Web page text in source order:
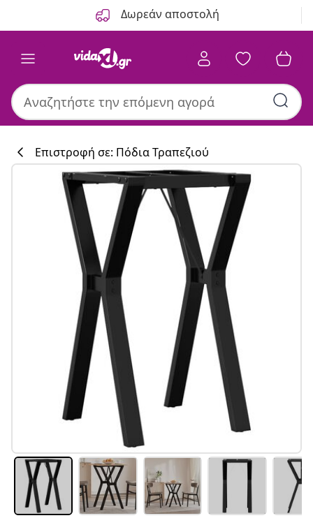
Δωρεάν αποστολή
#sharemevidaxl
Συλλογή
Επιστροφή σε: Πόδια Τραπεζιού